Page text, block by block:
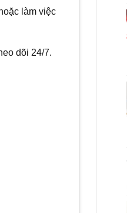
làm việc
dõi 24/7.